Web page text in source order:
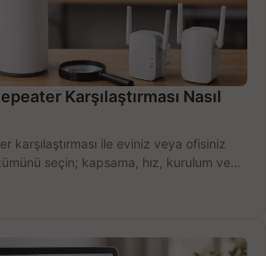
Karşılaştırması Nasıl
karşılaştırması ile eviniz veya ofisiniz
seçin; kapsama, hız, kurulum ve